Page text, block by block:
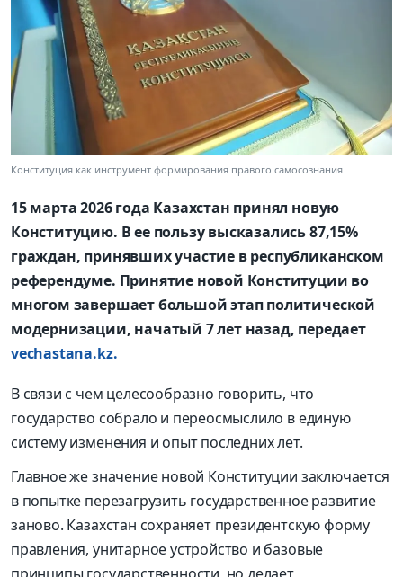
Конституция как инструмент формирования правого самосознания
15 марта 2026 года Казахстан принял новую
Конституцию. В ее пользу высказались 87,15%
граждан, принявших участие в республиканском
референдуме. Принятие новой Конституции во
многом завершает большой этап политической
модернизации, начатый 7 лет назад, передает
vechastana.kz.
В связи с чем целесообразно говорить, что
государство собрало и переосмыслило в единую
систему изменения и опыт последних лет.
Главное же значение новой Конституции заключается
в попытке перезагрузить государственное развитие
заново. Казахстан сохраняет президентскую форму
правления, унитарное устройство и базовые